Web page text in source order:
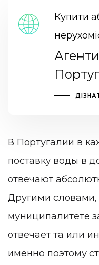
Купити
В Португалии в
поставку воды в
отвечают
Другими
муниципалитете
отвечает та или
именно поэтому